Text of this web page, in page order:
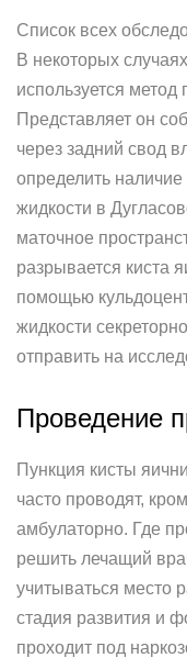
Список всех
В некоторых
используется
Представляет он
через задний свод
определить наличие
жидкости в
маточное
разрывается киста
помощью
жидкости
отправить на
Проведение
Пункция кисты
часто проводят,
амбулаторно. Где
решить лечащий
учитываться место
стадия развития и
проходит под